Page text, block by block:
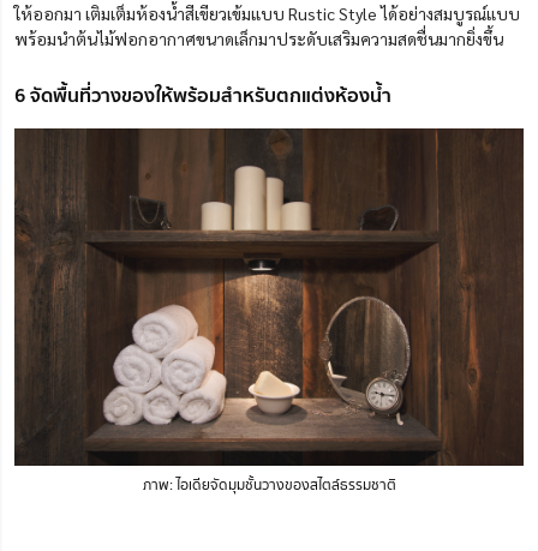
ให้ออกมา เติมเต็มห้องน้ำสีเขียวเข้มแบบ Rustic Style ได้อย่างสมบูรณ์แบบ
พร้อมนำต้นไม้ฟอกอากาศขนาดเล็กมาประดับเสริมความสดชื่นมากยิ่งขึ้น
6 จัดพื้นที่วางของให้พร้อมสำหรับตกแต่งห้องน้ำ
ภาพ: ไอเดียจัดมุมชั้นวางของสไตล์ธรรมชาติ